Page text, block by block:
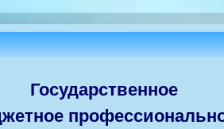
Государственное